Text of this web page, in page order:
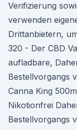
Verifizierung
verwenden
Drittanbietern,
320 - Der CBD
aufladbare,
Bestellvorgangs
Canna King
Nikotionfrei
Bestellvorgangs